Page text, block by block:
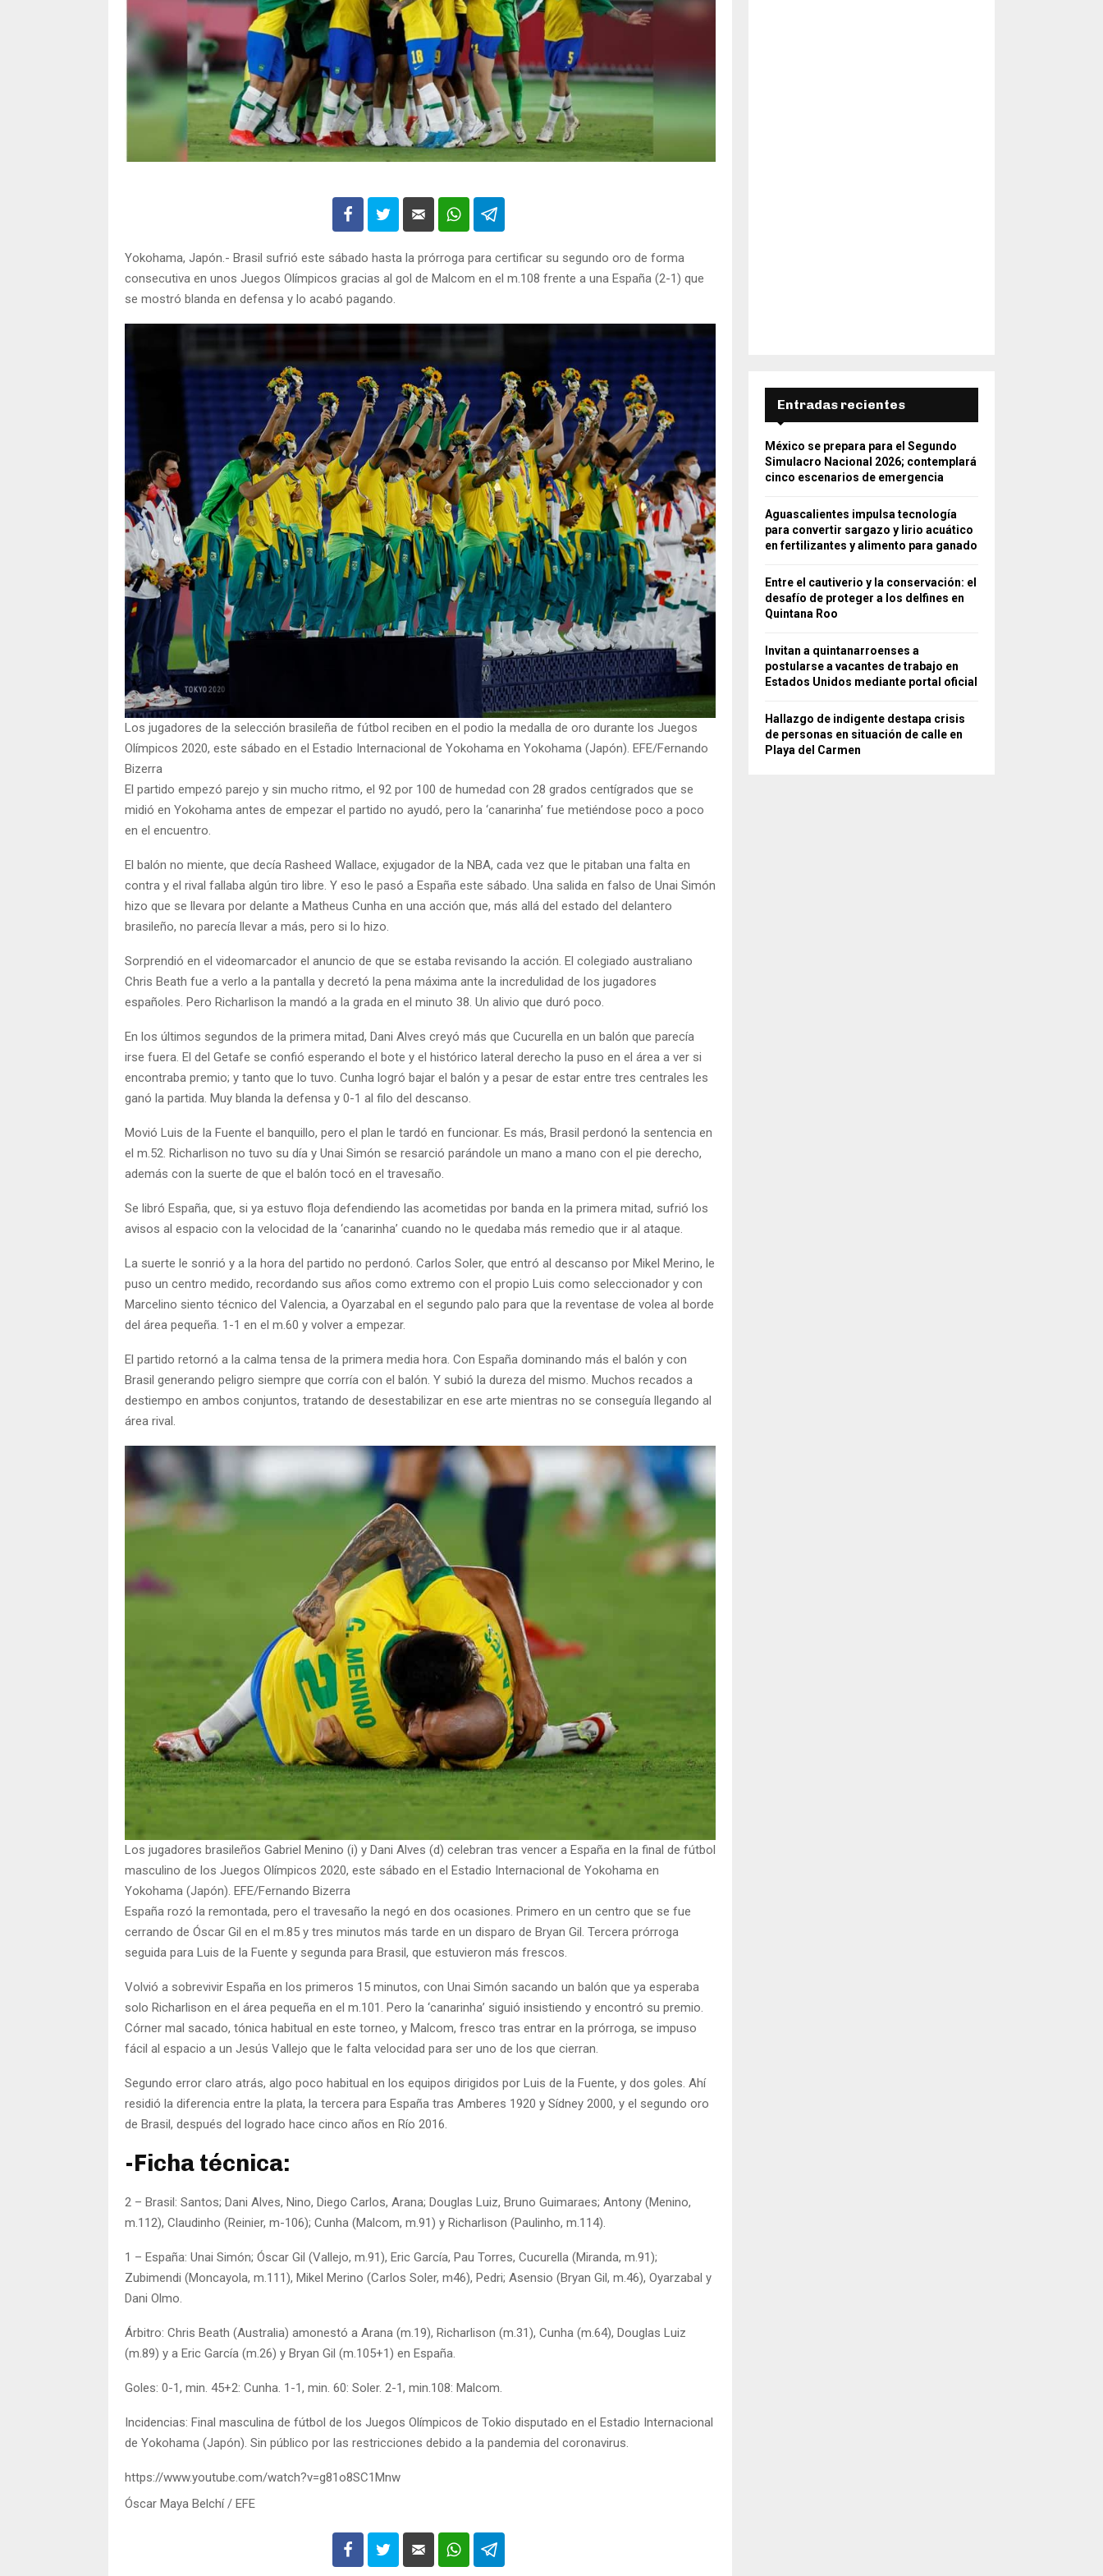
Yokohama, Japón.- Brasil sufrió este sábado hasta la prórroga para certificar su segundo oro de forma
consecutiva en unos Juegos Olímpicos gracias al gol de Malcom en el m.108 frente a una España (2-1) que
se mostró blanda en defensa y lo acabó pagando.
Los jugadores de la selección brasileña de fútbol reciben en el podio la medalla de oro durante los Juegos
Olímpicos 2020, este sábado en el Estadio Internacional de Yokohama en Yokohama (Japón). EFE/Fernando
Bizerra
El partido empezó parejo y sin mucho ritmo, el 92 por 100 de humedad con 28 grados centígrados que se
midió en Yokohama antes de empezar el partido no ayudó, pero la ‘canarinha’ fue metiéndose poco a poco
en el encuentro.
El balón no miente, que decía Rasheed Wallace, exjugador de la NBA, cada vez que le pitaban una falta en
contra y el rival fallaba algún tiro libre. Y eso le pasó a España este sábado. Una salida en falso de Unai Simón
hizo que se llevara por delante a Matheus Cunha en una acción que, más allá del estado del delantero
brasileño, no parecía llevar a más, pero si lo hizo.
Sorprendió en el videomarcador el anuncio de que se estaba revisando la acción. El colegiado australiano
Chris Beath fue a verlo a la pantalla y decretó la pena máxima ante la incredulidad de los jugadores
españoles. Pero Richarlison la mandó a la grada en el minuto 38. Un alivio que duró poco.
En los últimos segundos de la primera mitad, Dani Alves creyó más que Cucurella en un balón que parecía
irse fuera. El del Getafe se confió esperando el bote y el histórico lateral derecho la puso en el área a ver si
encontraba premio; y tanto que lo tuvo. Cunha logró bajar el balón y a pesar de estar entre tres centrales les
ganó la partida. Muy blanda la defensa y 0-1 al filo del descanso.
Movió Luis de la Fuente el banquillo, pero el plan le tardó en funcionar. Es más, Brasil perdonó la sentencia en
el m.52. Richarlison no tuvo su día y Unai Simón se resarció parándole un mano a mano con el pie derecho,
además con la suerte de que el balón tocó en el travesaño.
Se libró España, que, si ya estuvo floja defendiendo las acometidas por banda en la primera mitad, sufrió los
avisos al espacio con la velocidad de la ‘canarinha’ cuando no le quedaba más remedio que ir al ataque.
La suerte le sonrió y a la hora del partido no perdonó. Carlos Soler, que entró al descanso por Mikel Merino, le
puso un centro medido, recordando sus años como extremo con el propio Luis como seleccionador y con
Marcelino siento técnico del Valencia, a Oyarzabal en el segundo palo para que la reventase de volea al borde
del área pequeña. 1-1 en el m.60 y volver a empezar.
El partido retornó a la calma tensa de la primera media hora. Con España dominando más el balón y con
Brasil generando peligro siempre que corría con el balón. Y subió la dureza del mismo. Muchos recados a
destiempo en ambos conjuntos, tratando de desestabilizar en ese arte mientras no se conseguía llegando al
área rival.
Los jugadores brasileños Gabriel Menino (i) y Dani Alves (d) celebran tras vencer a España en la final de fútbol
masculino de los Juegos Olímpicos 2020, este sábado en el Estadio Internacional de Yokohama en
Yokohama (Japón). EFE/Fernando Bizerra
España rozó la remontada, pero el travesaño la negó en dos ocasiones. Primero en un centro que se fue
cerrando de Óscar Gil en el m.85 y tres minutos más tarde en un disparo de Bryan Gil. Tercera prórroga
seguida para Luis de la Fuente y segunda para Brasil, que estuvieron más frescos.
Volvió a sobrevivir España en los primeros 15 minutos, con Unai Simón sacando un balón que ya esperaba
solo Richarlison en el área pequeña en el m.101. Pero la ‘canarinha’ siguió insistiendo y encontró su premio.
Córner mal sacado, tónica habitual en este torneo, y Malcom, fresco tras entrar en la prórroga, se impuso
fácil al espacio a un Jesús Vallejo que le falta velocidad para ser uno de los que cierran.
Segundo error claro atrás, algo poco habitual en los equipos dirigidos por Luis de la Fuente, y dos goles. Ahí
residió la diferencia entre la plata, la tercera para España tras Amberes 1920 y Sídney 2000, y el segundo oro
de Brasil, después del logrado hace cinco años en Río 2016.
-Ficha técnica:
2 – Brasil: Santos; Dani Alves, Nino, Diego Carlos, Arana; Douglas Luiz, Bruno Guimaraes; Antony (Menino,
m.112), Claudinho (Reinier, m-106); Cunha (Malcom, m.91) y Richarlison (Paulinho, m.114).
1 – España: Unai Simón; Óscar Gil (Vallejo, m.91), Eric García, Pau Torres, Cucurella (Miranda, m.91);
Zubimendi (Moncayola, m.111), Mikel Merino (Carlos Soler, m46), Pedri; Asensio (Bryan Gil, m.46), Oyarzabal y
Dani Olmo.
Árbitro: Chris Beath (Australia) amonestó a Arana (m.19), Richarlison (m.31), Cunha (m.64), Douglas Luiz
(m.89) y a Eric García (m.26) y Bryan Gil (m.105+1) en España.
Goles: 0-1, min. 45+2: Cunha. 1-1, min. 60: Soler. 2-1, min.108: Malcom.
Incidencias: Final masculina de fútbol de los Juegos Olímpicos de Tokio disputado en el Estadio Internacional
de Yokohama (Japón). Sin público por las restricciones debido a la pandemia del coronavirus.
https://www.youtube.com/watch?v=g81o8SC1Mnw
Óscar Maya Belchí / EFE
Entradas recientes
México se prepara para el Segundo
Simulacro Nacional 2026; contemplará
cinco escenarios de emergencia
Aguascalientes impulsa tecnología
para convertir sargazo y lirio acuático
en fertilizantes y alimento para ganado
Entre el cautiverio y la conservación: el
desafío de proteger a los delfines en
Quintana Roo
Invitan a quintanarroenses a
postularse a vacantes de trabajo en
Estados Unidos mediante portal oficial
Hallazgo de indigente destapa crisis
de personas en situación de calle en
Playa del Carmen